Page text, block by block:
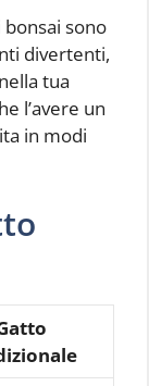
bonsai sono
divertenti,
tua
l’avere un
in modi